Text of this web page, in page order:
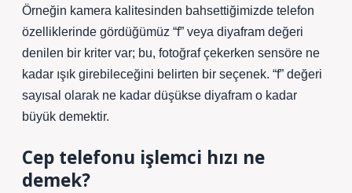
Örneğin kamera kalitesinden bahsettiğimizde telefon
özelliklerinde gördüğümüz “f” veya diyafram değeri
denilen bir kriter var; bu, fotoğraf çekerken sensöre ne
kadar ışık girebileceğini belirten bir seçenek. “f” değeri
sayısal olarak ne kadar düşükse diyafram o kadar
büyük demektir.
Cep telefonu işlemci hızı ne
demek?